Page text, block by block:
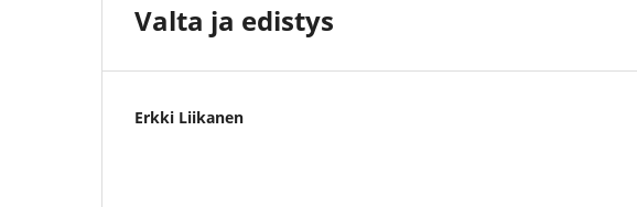
Valta ja edistys
Erkki Liikanen